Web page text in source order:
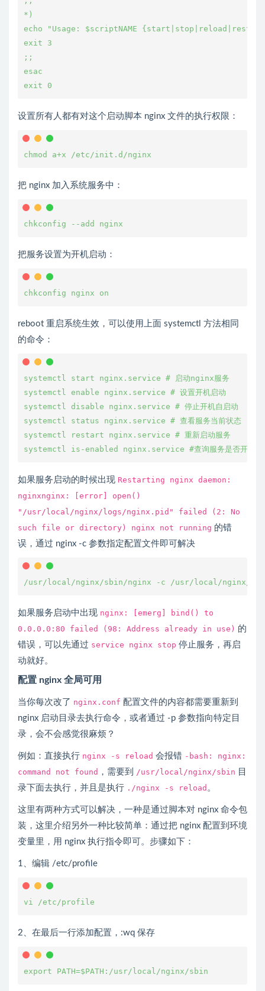
*)
echo "Usage: $scriptNAME
exit 3
;;
esac
exit 0
设置所有人都有对这个启动脚本 nginx 文件的执行权限：
chmod a+x /etc/init.d/nginx
把 nginx 加入系统服务中：
chkconfig --add nginx
把服务设置为开机启动：
chkconfig nginx on
reboot 重启系统生效，可以使用上面 systemctl 方法相同
的命令：
systemctl start nginx.service # 启动nginx服务
systemctl enable nginx.service # 设置开机启动
systemctl disable nginx.service # 停止开机自启动
systemctl status nginx.service # 查看服务当前状态
systemctl restart nginx.service # 重新启动服务
systemctl is-enabled nginx.service #查询服务是否开机启
如果服务启动的时候出现 Restarting nginx daemon:
nginxnginx: [error] open()
"/usr/local/nginx/logs/nginx.pid" failed (2: No
such file or directory) nginx not running 的错
误，通过 nginx -c 参数指定配置文件即可解决
/usr/local/nginx/sbin/nginx -c /usr/local/nginx/
如果服务启动中出现 nginx: [emerg] bind() to
0.0.0.0:80 failed (98: Address already in use) 的
错误，可以先通过 service nginx stop 停止服务，再启
动就好。
配置 nginx 全局可用
当你每次改了 nginx.conf 配置文件的内容都需要重新到
nginx 启动目录去执行命令，或者通过 -p 参数指向特定目
录，会不会感觉很麻烦？
例如：直接执行 nginx -s reload 会报错 -bash: nginx:
command not found ，需要到 /usr/local/nginx/sbin 目
录下面去执行，并且是执行 ./nginx -s reload 。
这里有两种方式可以解决，一种是通过脚本对 nginx 命令包
装，这里介绍另外一种比较简单：通过把 nginx 配置到环境
变量里，用 nginx 执行指令即可。步骤如下：
1、编辑 /etc/profile
vi /etc/profile
2、在最后一行添加配置，:wq 保存
export PATH=$PATH:/usr/local/nginx/sbin